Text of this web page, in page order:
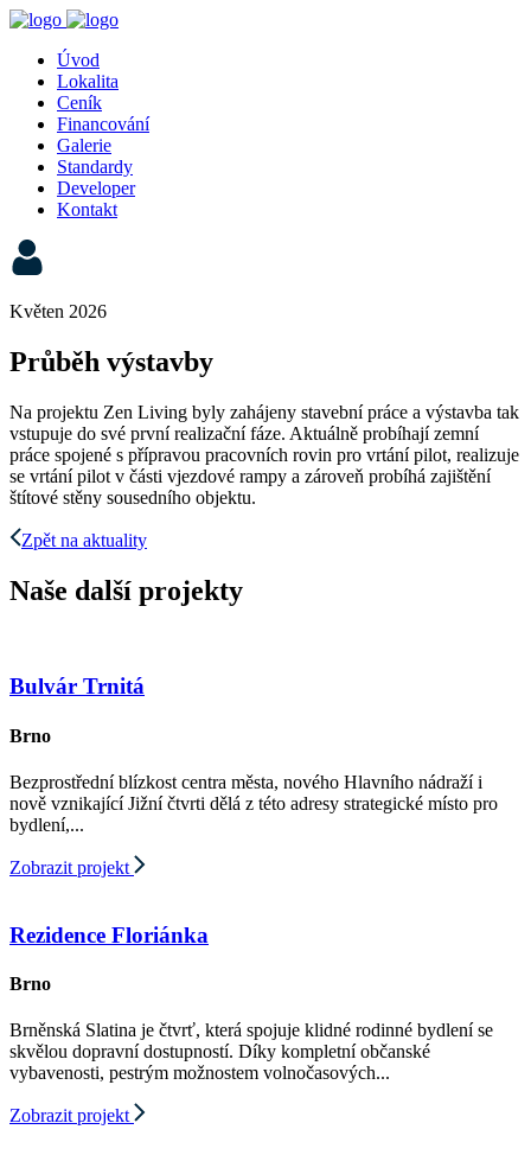
Úvod
Lokalita
Ceník
Financování
Galerie
Standardy
Developer
Kontakt
Květen 2026
Průběh výstavby
Na projektu Zen Living byly zahájeny stavební práce a výstavba tak
vstupuje do své první realizační fáze. Aktuálně probíhají zemní
práce spojené s přípravou pracovních rovin pro vrtání pilot, realizuje
se vrtání pilot v části vjezdové rampy a zároveň probíhá zajištění
štítové stěny sousedního objektu.
Zpět na aktuality
Naše další projekty
Bulvár Trnitá
Brno
Bezprostřední blízkost centra města, nového Hlavního nádraží i
nově vznikající Jižní čtvrti dělá z této adresy strategické místo pro
bydlení,...
Zobrazit projekt
Rezidence Floriánka
Brno
Brněnská Slatina je čtvrť, která spojuje klidné rodinné bydlení se
skvělou dopravní dostupností. Díky kompletní občanské
vybavenosti, pestrým možnostem volnočasových...
Zobrazit projekt